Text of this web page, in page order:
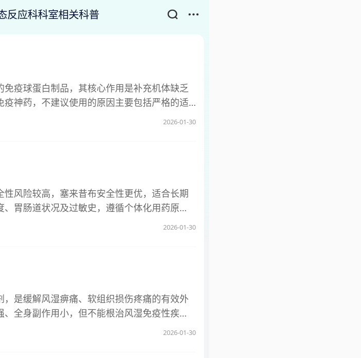
反应科科室相关科普
疫球蛋白制品，其核心作用是补充机体缺乏
神药，不建议使用的原因主要包括严格的适
自身免疫功能、医疗资源与经济成本较高、
慢性疲劳综合征等非适应证情况，使用后无
背临床治疗的循证医学原则。 2、存在潜在
传播未知病原体的潜在风险，尽管生产工艺
时，用药后可能引发不良反应，常见的有输
自身免疫功能 外源性丙种球蛋白的输入会在
体，这种干扰会打破机体免疫平衡，反而降
，不利于长期免疫健康的维持。 4、医疗资
健康人血浆捐献，属于稀缺的医疗资源，其
意使用会挤占重症患者的用药资源，导致真
普通患者而言，无明确获益的用药会造成不
5、可能掩盖原发疾病进展 在未明确病因的
2026-01-30
风险较高，塞来昔布安全性更优，适合长期
胃肠道状况及过敏史，遵循个体化用药原
乙酸类衍生物，其作用机制为非选择性抑制
型可延长药物作用时间，提升患者用药依从
核心优势在于特异性抑制炎症部位的COX-
小。这一作用特点使其在发挥抗炎镇痛作用的
胃溃疡、胃出血等，尤其适用于有胃肠道疾
于中重度关节疼痛、术后疼痛等具有较好的
2026-01-30
是缓解风湿痹痛、软组织损伤疼痛的有效外
全身副作用小，但不能根治风湿免疫性疾
果，用药需严格把控适用范围与禁忌证。 乳
2026-01-30